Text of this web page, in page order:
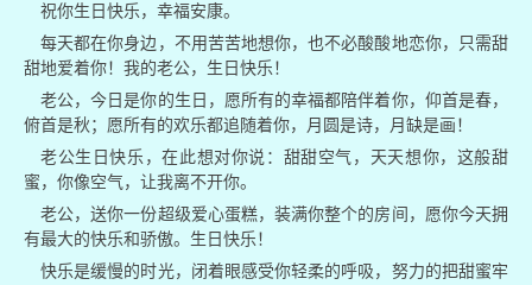
祝你生日快乐，幸福安康。
每天都在你身边，不用苦苦地想你，也不必酸酸地恋你，只需甜
甜地爱着你！我的老公，生日快乐！
老公，今日是你的生日，愿所有的幸福都陪伴着你，仰首是春，
俯首是秋；愿所有的欢乐都追随着你，月圆是诗，月缺是画！
老公生日快乐，在此想对你说：甜甜空气，天天想你，这般甜
蜜，你像空气，让我离不开你。
老公，送你一份超级爱心蛋糕，装满你整个的房间，愿你今天拥
有最大的快乐和骄傲。生日快乐！
快乐是缓慢的时光，闭着眼感受你轻柔的呼吸，努力的把甜蜜牢